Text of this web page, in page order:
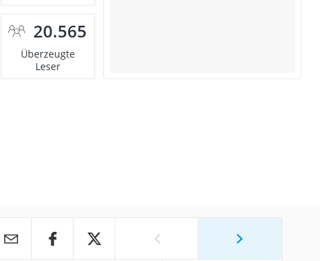
20.565
Überzeugte
Leser